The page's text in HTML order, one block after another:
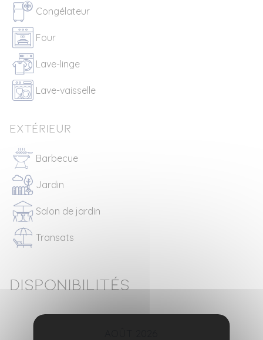
Congélateur
Four
Lave-linge
Lave-vaisselle
Extérieur
Barbecue
Jardin
Salon de jardin
Transats
Disponibilités